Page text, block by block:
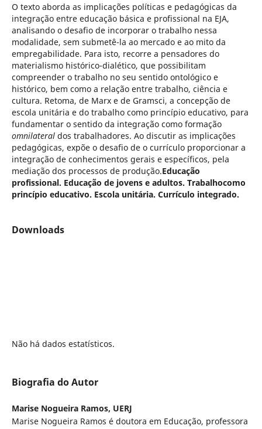
O texto aborda as implicações políticas e pedagógicas da
integração entre educação básica e profissional na EJA,
analisando o desafio de incorporar o trabalho nessa
modalidade, sem submetê-la ao mercado e ao mito da
empregabilidade. Para isto, recorre a pensadores do
materialismo histórico-dialético, que possibilitam
compreender o trabalho no seu sentido ontológico e
histórico, bem como a relação entre trabalho, ciência e
cultura. Retoma, de Marx e de Gramsci, a concepção de
escola unitária e do trabalho como princípio educativo, para
fundamentar o sentido da integração como formação
omnilateral dos trabalhadores. Ao discutir as implicações
pedagógicas, expõe o desafio de o currículo proporcionar a
integração de conhecimentos gerais e específicos, pela
mediação dos processos de produção.Educação
profissional. Educação de jovens e adultos. Trabalhocomo
princípio educativo. Escola unitária. Currículo integrado.
Downloads
Não há dados estatísticos.
Biografia do Autor
Marise Nogueira Ramos, UERJ
Marise Nogueira Ramos é doutora em Educação, professora